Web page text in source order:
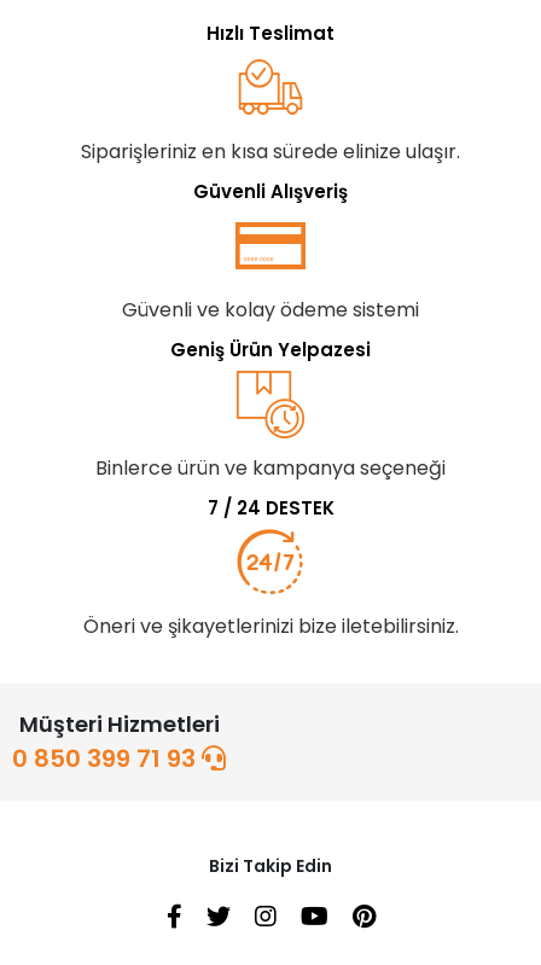
Hızlı Teslimat
Siparişleriniz en kısa sürede elinize ulaşır.
Güvenli Alışveriş
Güvenli ve kolay ödeme sistemi
Geniş Ürün Yelpazesi
Binlerce ürün ve kampanya seçeneği
7 / 24 DESTEK
Öneri ve şikayetlerinizi bize iletebilirsiniz.
Müşteri Hizmetleri
0 850 399 71 93
Bizi Takip Edin